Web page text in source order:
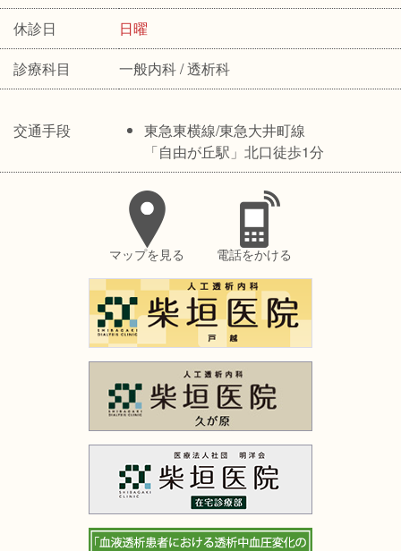
休診日
日曜
診療科目
一般内科 / 透析科
交通手段
東急東横線/東急大井町線
「自由が丘駅」北口徒歩1分
マップを見る 電話をかける